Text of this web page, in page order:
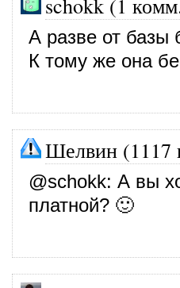
А разве от базы
К тому же она
Шелвин (1117
@schokk: А вы
платной? 🙂